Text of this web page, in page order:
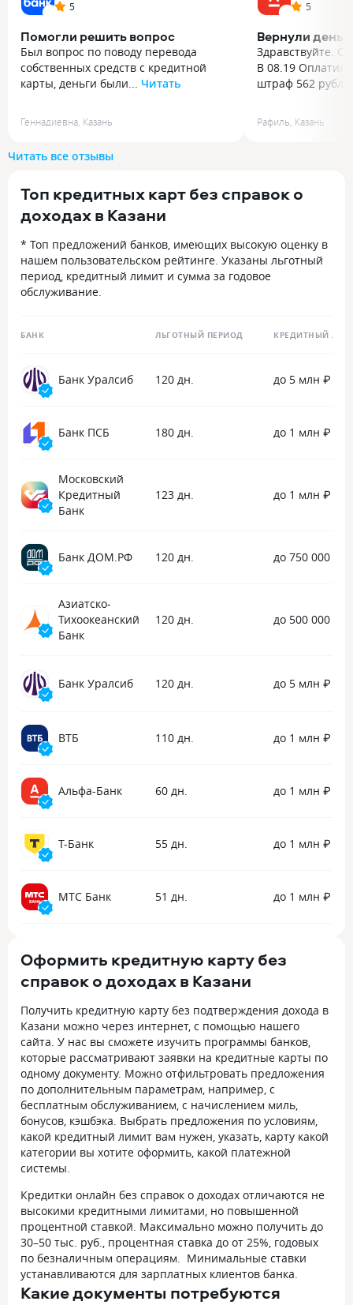
5
Помогли решить вопрос
Был вопрос по поводу перевода
собственных средств с кредитной
карты, деньги были... Читать
собственных средств с кредитной
карты, деньги были сверх кредитного
проценты за перевод. Оператор
вопрос. Подробности чата: я:
А как вывести свои собственные
средства, которые оказались
на кредитной карте? Из раздела
деньги сверху. Оператор Александр:
Здравствуйте. Деньги можно
перевести на дебетовый счёт:
выберите «Кредитная карта» →
сумму, которая отображается в блоке
«Деньги сверху», и нажмите
«Перевести». Я считаю это
Геннадиевна Казань
5
Вернули
Здравствуйте.
В 08.19 Оплатил
штраф 562
В 08.19 Оплатил
штраф 562
карту 100 дней
разочарован,
банка, объяснил
выбрал не ту
комиссия
спасибо, за то
Рафиль Казань
Читать все отзывы
Топ кредитных карт без справок о
доходах в Казани
* Топ предложений банков, имеющих высокую оценку в
нашем пользовательском рейтинге. Указаны льготный
период, кредитный лимит и сумма за годовое
обслуживание.
БАНК ЛЬГОТНЫЙ ПЕРИОД КРЕДИТНЫЙ
Банк Уралсиб 120 дн. до 5 млн ₽
Банк ПСБ 180 дн. до 1 млн ₽
Московский
Кредитный
Банк
123 дн. до 1 млн ₽
Банк ДОМ.РФ 120 дн. до 750 000 ₽
Азиатско-
Тихоокеанский
Банк
120 дн. до 500 000 ₽
Банк Уралсиб 120 дн. до 5 млн ₽
ВТБ 110 дн. до 1 млн ₽
Альфа-Банк 60 дн. до 1 млн ₽
Т-Банк 55 дн. до 1 млн ₽
МТС Банк 51 дн. до 1 млн ₽
Оформить кредитную карту без
справок о доходах в Казани
Получить кредитную карту без подтверждения дохода в
Казани можно через интернет, с помощью нашего
сайта. У нас вы сможете изучить программы банков,
которые рассматривают заявки на кредитные карты по
одному документу. Можно отфильтровать предложения
по дополнительным параметрам, например, с
бесплатным обслуживанием, с начислением миль,
бонусов, кэшбэка. Выбрать предложения по условиям,
какой кредитный лимит вам нужен, указать, карту какой
категории вы хотите оформить, какой платежной
системы.
Кредитки онлайн без справок о доходах отличаются не
высокими кредитными лимитами, но повышенной
процентной ставкой. Максимально можно получить до
30–50 тыс. руб., процентная ставка до от 25%, годовых
по безналичным операциям. Минимальные ставки
устанавливаются для зарплатных клиентов банка.
Какие документы потребуются